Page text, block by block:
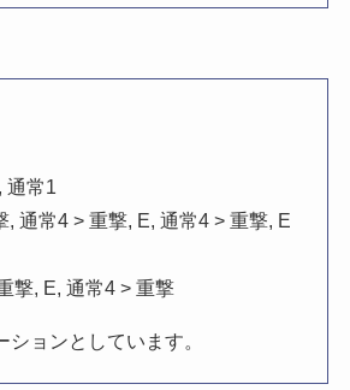
通常1
, 通常4 > 重撃, E, 通常4 > 重撃, E
撃, E, 通常4 > 重撃
ションとしています。